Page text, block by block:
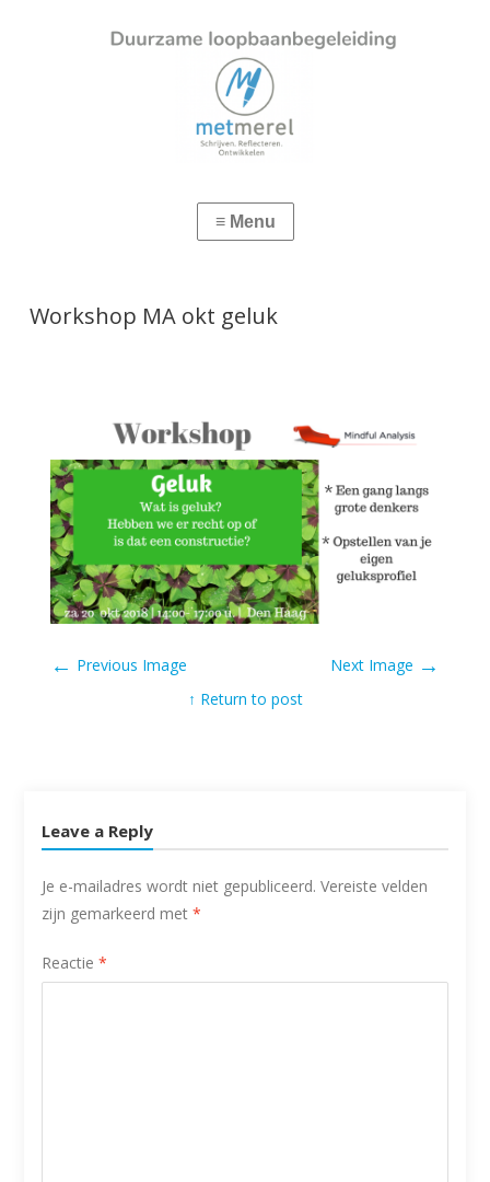
Workshop MA okt geluk
← Previous Image Next Image →
↑ Return to post
Leave a Reply
Je e-mailadres wordt niet gepubliceerd. Vereiste velden
zijn gemarkeerd met *
Reactie *